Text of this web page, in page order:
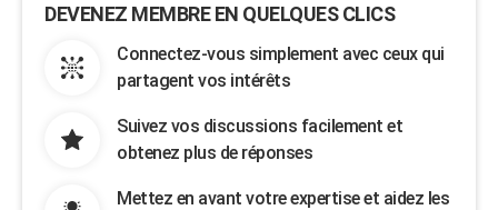
DEVENEZ MEMBRE EN QUELQUES CLICS
Connectez-vous simplement avec ceux qui
partagent vos intérêts
Suivez vos discussions facilement et
obtenez plus de réponses
Mettez en avant votre expertise et aidez les